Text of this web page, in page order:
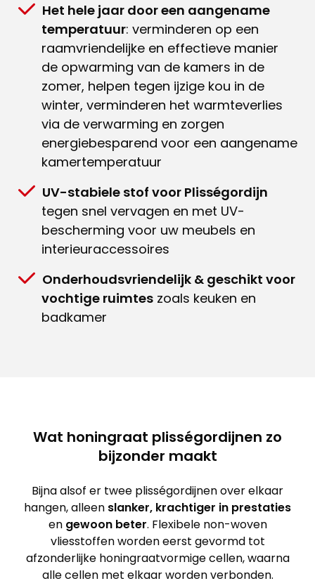
Het hele jaar door een aangename
temperatuur: verminderen op een
raamvriendelijke en effectieve manier
de opwarming van de kamers in de
zomer, helpen tegen ijzige kou in de
winter, verminderen het warmteverlies
via de verwarming en zorgen
energiebesparend voor een aangename
kamertemperatuur
UV-stabiele stof voor Plisségordijn
tegen snel vervagen en met UV-
bescherming voor uw meubels en
interieuraccessoires
Onderhoudsvriendelijk & geschikt voor
vochtige ruimtes zoals keuken en
badkamer
Wat honingraat plisségordijnen zo
bijzonder maakt
Bijna alsof er twee plisségordijnen over elkaar
hangen, alleen slanker, krachtiger in prestaties
en gewoon beter. Flexibele non-woven
vliesstoffen worden eerst gevormd tot
afzonderlijke honingraatvormige cellen, waarna
alle cellen met elkaar worden verbonden.